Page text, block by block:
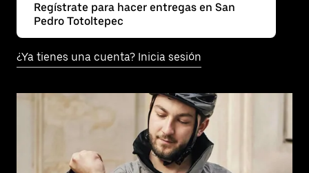
Regístrate para hacer entregas en San
Pedro Totoltepec
¿Ya tienes una cuenta? Inicia sesión